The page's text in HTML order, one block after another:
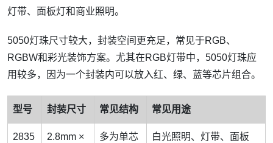
灯带、面板灯和商业照明。
5050灯珠尺寸较大，封装空间更充足，常见于RGB、
RGBW和彩光装饰方案。尤其在RGB灯带中，5050灯珠应
用较多，因为一个封装内可以放入红、绿、蓝等芯片组合。
型号 封装尺寸 常见结构 常见用途
2835
2.8mm ×
多为单芯
白光照明、灯带、面板